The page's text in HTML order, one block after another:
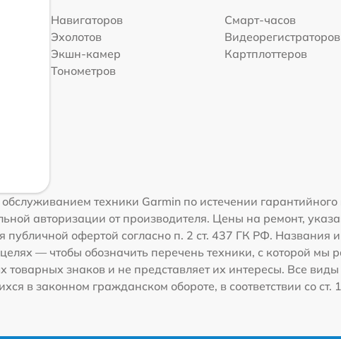
Навигаторов Смарт-часов
Эхолотов
Видеорегистраторов
Экшн-камер
Картплоттеров
Тонометров
техники Garmin по истечении
авторизации от производителя. Цены на ремонт,
публичной офертой согласно п. 2 ст. 437 ГК РФ. Названия
— чтобы обозначить перечень техники, с которой мы
знаков и не представляет их интересы. Все
в законном гражданском обороте, в соответствии со